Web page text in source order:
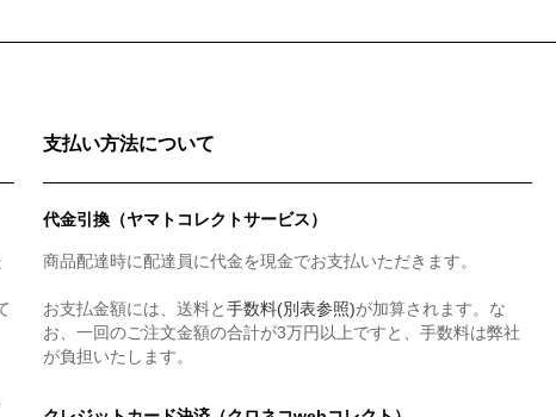
支払い方法について
代金引換（ヤマトコレクトサービス）
商品配達時に配達員に代金を現金でお支払いただきます。
お支払金額には、送料と手数料(別表参照)が加算されます。な
お、一回のご注文金額の合計が3万円以上ですと、手数料は弊社
が負担いたします。